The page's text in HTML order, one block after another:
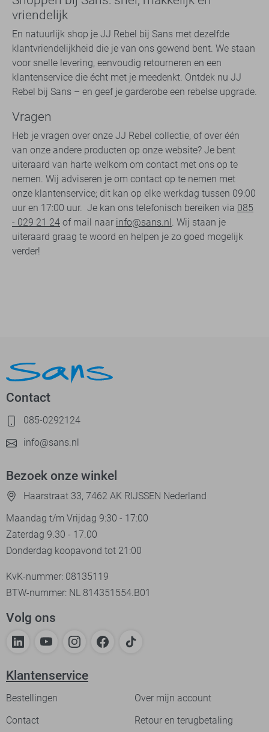
vriendelijk
En natuurlijk shop je JJ Rebel bij Sans met dezelfde
klantvriendelijkheid die je van ons gewend bent. We staan
voor snelle levering, eenvoudig retourneren en een
klantenservice die écht met je meedenkt. Ontdek nu JJ
Rebel bij Sans – en geef je garderobe een rebelse upgrade.
Vragen
Heb je vragen over onze JJ Rebel collectie, of over één
van onze andere producten op onze website? Je bent
uiteraard van harte welkom om contact met ons op te
nemen. Wij adviseren je om contact op te nemen met
onze klantenservice; dit kan op elke werkdag tussen 09:00
uur en 17:00 uur. Je kan ons telefonisch bereiken via 085
- 029 21 24 of mail naar info@sans.nl. Wij staan je
uiteraard graag te woord en helpen je zo goed mogelijk
verder!
Contact
085-0292124
info@sans.nl
Bezoek onze winkel
Haarstraat 33, 7462 AK RIJSSEN Nederland
Maandag t/m Vrijdag 9:30 - 17:00
Zaterdag 9.30 - 17.00
Donderdag koopavond tot 21:00
KvK-nummer: 08135119
BTW-nummer: NL 814351554.B01
Volg ons
Klantenservice
Bestellingen
Over mijn account
Contact
Retour en terugbetaling